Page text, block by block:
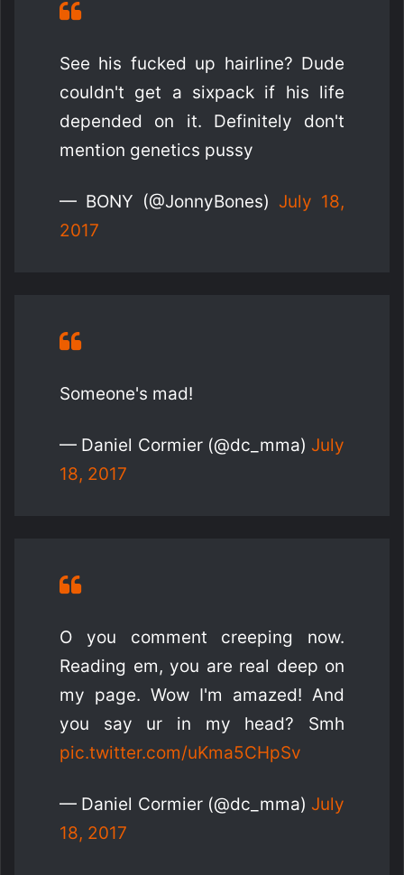
See his fucked up hairline? Dude
couldn't get a sixpack if his life
depended on it. Definitely don't
mention genetics pussy
— BONY (@JonnyBones) July 18,
2017
Someone's mad!
— Daniel Cormier (@dc_mma) July
18, 2017
O you comment creeping now.
Reading em, you are real deep on
my page. Wow I'm amazed! And
you say ur in my head? Smh
pic.twitter.com/uKma5CHpSv
— Daniel Cormier (@dc_mma) July
18, 2017